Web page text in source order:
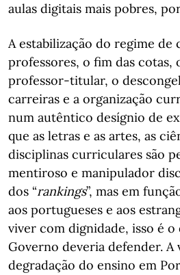
aulas digitais mais pobres,
A estabilização do regime de
professores, o fim das cotas,
professor-titular, o
carreiras e a organização
num autêntico desígnio de
que as letras e as artes, as
disciplinas curriculares são
mentiroso e manipulador
dos “rankings”, mas em
aos portugueses e aos
viver com dignidade, isso é o
Governo deveria defender. A
degradação do ensino em